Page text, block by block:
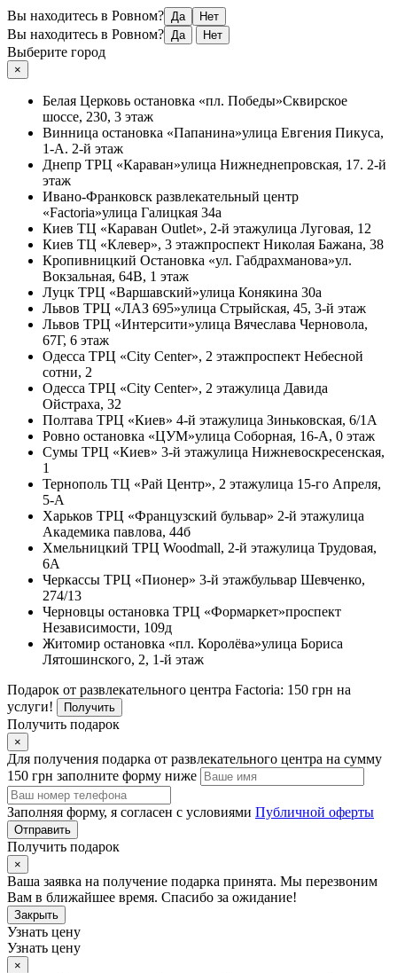
Вы находитесь в Ровном? Да Нет
Вы находитесь в Ровном? Да Нет
Выберите город
×
Белая Церковь остановка «пл. Победы»Сквирское
шоссе, 230, 3 этаж
Винница остановка «Папанина»улица Евгения Пикуса,
1-А. 2-й этаж
Днепр ТРЦ «Караван»улица Нижнеднепровская, 17. 2-й
этаж
Ивано-Франковск развлекательный центр
«Factoria»улица Галицкая 34а
Киев ТЦ «Караван Outlet», 2-й этажулица Луговая, 12
Киев ТЦ «Клевер», 3 этажпроспект Николая Бажана, 38
Кропивницкий Остановка «ул. Габдрахманова»ул.
Вокзальная, 64В, 1 этаж
Луцк ТРЦ «Варшавский»улица Конякина 30а
Львов ТРЦ «ЛАЗ 695»улица Стрыйская, 45, 3-й этаж
Львов ТРЦ «Интерсити»улица Вячеслава Черновола,
67Г, 6 этаж
Одесса ТРЦ «City Center», 2 этажпроспект Небесной
сотни, 2
Одесса ТРЦ «City Center», 2 этажулица Давида
Ойстраха, 32
Полтава ТРЦ «Киев» 4-й этажулица Зиньковская, 6/1А
Ровно остановка «ЦУМ»улица Соборная, 16-А, 0 этаж
Сумы ТРЦ «Киев» 3-й этажулица Нижневоскресенская,
1
Тернополь ТЦ «Рай Центр», 2 этажулица 15-го Апреля,
5-А
Харьков ТРЦ «Французский бульвар» 2-й этажулица
Академика павлова, 44б
Хмельницкий ТРЦ Woodmall, 2-й этажулица Трудовая,
6А
Черкассы ТРЦ «Пионер» 3-й этажбульвар Шевченко,
274/13
Черновцы остановка ТРЦ «Формаркет»проспект
Независимости, 109д
Житомир остановка «пл. Королёва»улица Бориса
Лятошинского, 2, 1-й этаж
Подарок от развлекательного центра Factoria: 150 грн на
услуги!
Получить
Получить подарок
×
Для получения подарка от развлекательного центра на сумму
150 грн заполните форму ниже
Заполняя форму, я согласен с условиями Публичной оферты
Отправить
Получить подарок
×
Ваша заявка на получение подарка принята. Мы перезвоним
Вам в ближайшее время. Спасибо за ожидание!
Закрыть
Узнать цену
Узнать цену
×